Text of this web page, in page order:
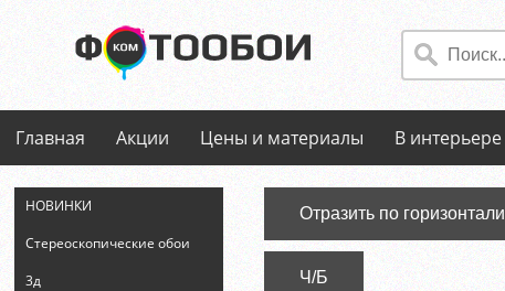
Главная Акции Цены и материалы В интерьере
НОВИНКИ
Стереоскопические обои
3д
Отразить по горизонтали
Ч/Б